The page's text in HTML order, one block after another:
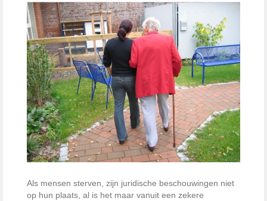
Als mensen sterven, zijn juridische beschouwingen niet
op hun plaats, al is het maar vanuit een zekere